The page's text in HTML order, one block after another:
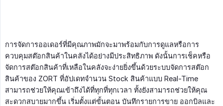
การจัดการออเดอร์ที่มีคุณภาพมักจะมาพร้อมกับการดูแลหรือการ
ควบคุมสต๊อกสินค้าในคลังได้อย่างมีประสิทธิภาพ ดังนั้นการเช็คหรือ
จัดการสต๊อกสินค้าที่เหลือในคลังจะง่ายยิ่งขึ้นด้วยระบบจัดการสต๊อก
สินค้าของ ZORT ที่อัปเดทจำนวน Stock สินค้าแบบ Real-Time
สามารถช่วยให้คุณเข้าถึงได้ที่ทุกที่ทุกเวลา ทั้งยังสามารถช่วยให้คุณ
สะดวกสบายมากขึ้น เริ่มตั้งแต่ขั้นตอน บันทึกรายการขาย ออกบิลและ